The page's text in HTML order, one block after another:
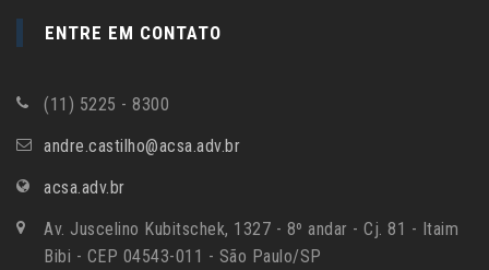
ENTRE EM CONTATO
(11) 5225 - 8300
andre.castilho@acsa.adv.br
acsa.adv.br
Av. Juscelino Kubitschek, 1327 - 8º andar - Cj. 81 - Itaim
Bibi - CEP 04543-011 - São Paulo/SP